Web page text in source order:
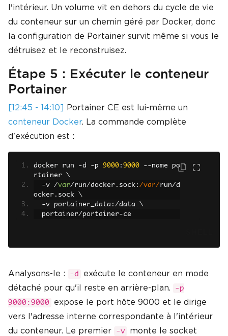
l'intérieur. Un volume vit en dehors du cycle de vie
du conteneur sur un chemin géré par Docker, donc
la configuration de Portainer survit même si vous le
détruisez et le reconstruisez.
Étape 5 : Exécuter le conteneur
Portainer
[12:45 - 14:10] Portainer CE est lui-même un
conteneur Docker. La commande complète
d'exécution est :
docker run -d -p 9000 : 9000 --name po
rtainer \
-v /var/run/docker . sock : /var/run/d
ocker . sock \
-v portainer_data :/data \
  portainer
/portainer-ce
Analysons-le : -d
exécute le conteneur en mode
détaché pour qu'il reste en arrière-plan.
-p
9000:9000
expose le port hôte 9000 et le dirige
vers l'adresse interne correspondante à l'intérieur
du conteneur. Le premier
-v
monte le socket